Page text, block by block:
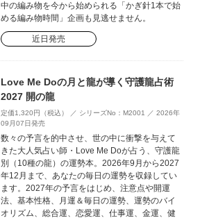
中の編み物を今から始められる「かぎ針1本で始
める編み物時間」企画も見逃せません。
近日発売
Love Me Doの月と龍が導く守護龍占術
2027 開の龍
定価1,320円（税込） ／ シリーズNo：M2001 ／ 2026年
09月07日発売
数々の予言を的中させ、世の中に衝撃を与えて
きた大人気占い師・Love Me Doが占う、守護龍
別（10種の龍）の運勢本。2026年9月から2027
年12月まで、あなたの毎日の運勢を収録してい
ます。2027年の予言をはじめ、注意点や開運
法、基本性格、月運＆毎日の運勢、運勢のバイ
オリズム、総合運、恋愛運、仕事運、金運、健